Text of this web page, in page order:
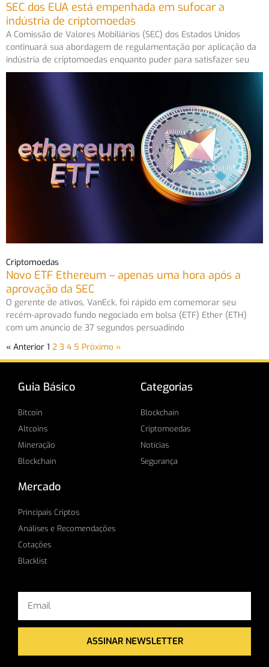
SEC dos EUA está empenhada em sufocar a
indústria de criptomoedas
A Comissão de Valores Mobiliários (SEC) dos Estados Unidos
continuará sua abordagem de regulamentação por aplicação da
indústria de criptomoedas enquanto puder para satisfazer seu
Criptomoedas
Novo ETF Ethereum – apenas uma hora após a
aprovação da SEC
O gerente de ativos, VanEck, foi rápido em comemorar seu
recém-aprovado fundo negociado em bolsa (ETF) Ether (ETH)
com um anúncio de 37 segundos persuadindo
« Anterior 1 2 3 4 5 Próximo »
Guia Básico
Bitcoin
Altcoins
Mineração
Blockchain
Categorias
Blockchain
Criptomoedas
Notícias
Segurança
Mercado
Principais Criptos
Análises e Recomendações
Cotações
Blacklist
ASSINAR NEWSLETTER